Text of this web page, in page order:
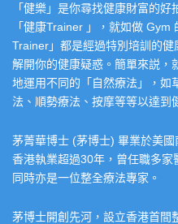
「健樂」是你尋找健康財富的
「健康Trainer 」，就如做
Trainer」都是經過特別培訓的健
解開你的健康疑惑。簡單來説，
地運用不同的「自然療法」，如
法、順勢療法、按摩等等以達到
茅菁華博士 (茅博士) 畢業於美
香港執業超過30年，曾任職多家
同時亦是一位整全療法專家。
茅博士開創先河，設立香港首間